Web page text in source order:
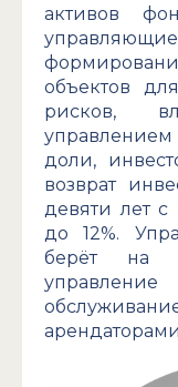
активов
объектов
рисков,
доли,
возврат
девяти лет с
до 12%.
берёт на